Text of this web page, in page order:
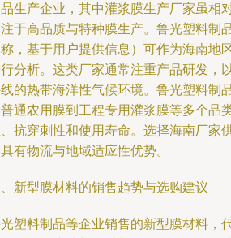
生产企业，其中灌浆膜生产厂家虽相
于高品质与特种膜生产。鲁光塑料制
，基于用户提供信息）可作为海南地
分析。这类厂家通常注重产品研发，
的热带海洋性气候环境。鲁光塑料制
通农用膜到工程专用灌浆膜等多个品
抗穿刺性和使用寿命。选择海南厂家
有物流与地域适应性优势。
新型膜材料的销售趋势与选购建议
塑料制品等企业销售的新型膜材料，